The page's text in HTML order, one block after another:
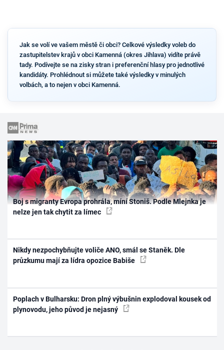
Jak se volí ve vašem městě či obci? Celkové výsledky voleb do
zastupitelstev krajů v obci Kamenná (okres Jihlava) vidíte právě
tady. Podívejte se na zisky stran i preferenční hlasy pro jednotlivé
kandidáty. Prohlédnout si můžete také výsledky v minulých
volbách, a to nejen v obci Kamenná.
Boj s migranty Evropa prohrála, míní Stoniš. Podle Mlejnka je
nelze jen tak chytit za límec
Nikdy nezpochybňujte voliče ANO, smál se Staněk. Dle
průzkumu mají za lídra opozice Babiše
Poplach v Bulharsku: Dron plný výbušnin explodoval kousek od
plynovodu, jeho původ je nejasný